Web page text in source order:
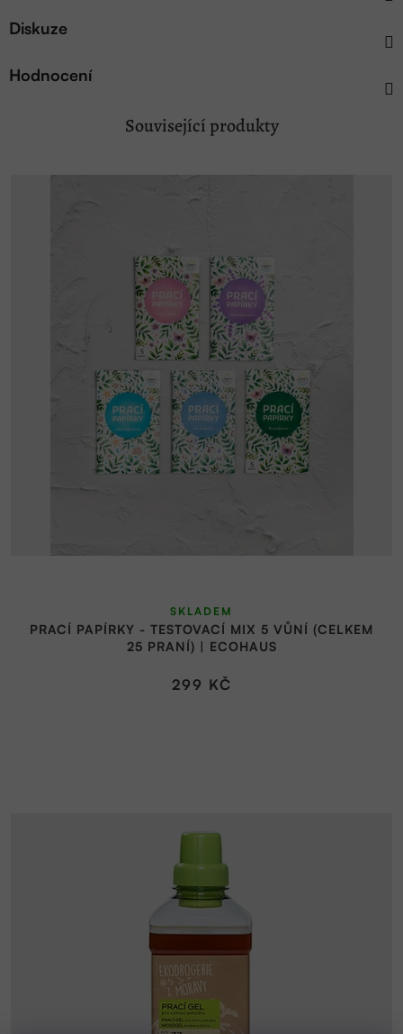
Diskuze
Hodnocení
Související produkty
PRACÍ PAPÍRKY - TESTOVACÍ MIX 5 VŮNÍ (CELKEM
25 PRANÍ) | ECOHAUS
SKLADEM
299 KČ